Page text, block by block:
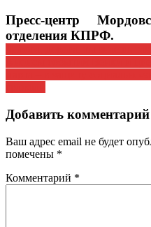
Пресс-центр
отделения КПРФ.
Навигация
по
записям
Добавить комментарий
Ваш адрес email не будет
помечены *
Комментарий *